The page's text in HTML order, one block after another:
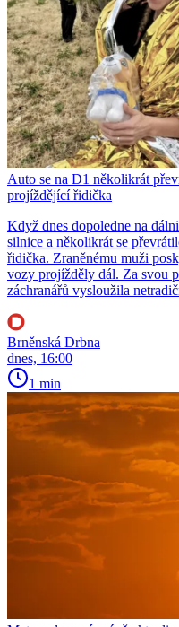
Auto se na D1 několikrát
projíždějící řidička
Když dnes dopoledne na
silnice a několikrát se
řidička. Zraněnému muži
vozy projížděly dál. Za svou
záchranářů vysloužila
Brněnská Drbna
dnes, 16:00
1 min